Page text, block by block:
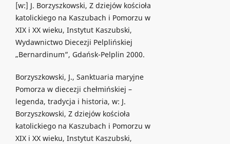
[w:] J. Borzyszkowski, Z dziejów kościoła
katolickiego na Kaszubach i Pomorzu w
XIX i XX wieku, Instytut Kaszubski,
Wydawnictwo Diecezji Pelplińskiej
„Bernardinum”, Gdańsk-Pelplin 2000.
Borzyszkowski, J., Sanktuaria maryjne
Pomorza w diecezji chełmińskiej –
legenda, tradycja i historia, w: J.
Borzyszkowski, Z dziejów kościoła
katolickiego na Kaszubach i Pomorzu w
XIX i XX wieku, Instytut Kaszubski,